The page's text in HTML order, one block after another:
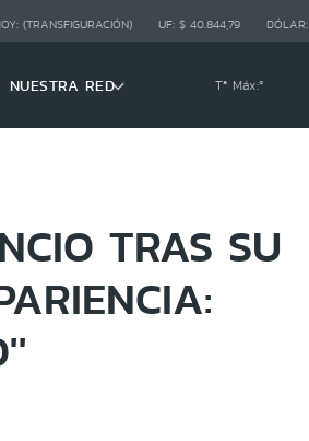
(TRANSFIGURACIÓN) UF: $ 40.844,79 DÓLAR:
NUESTRA RED Tª Máx:º
TRAS SU